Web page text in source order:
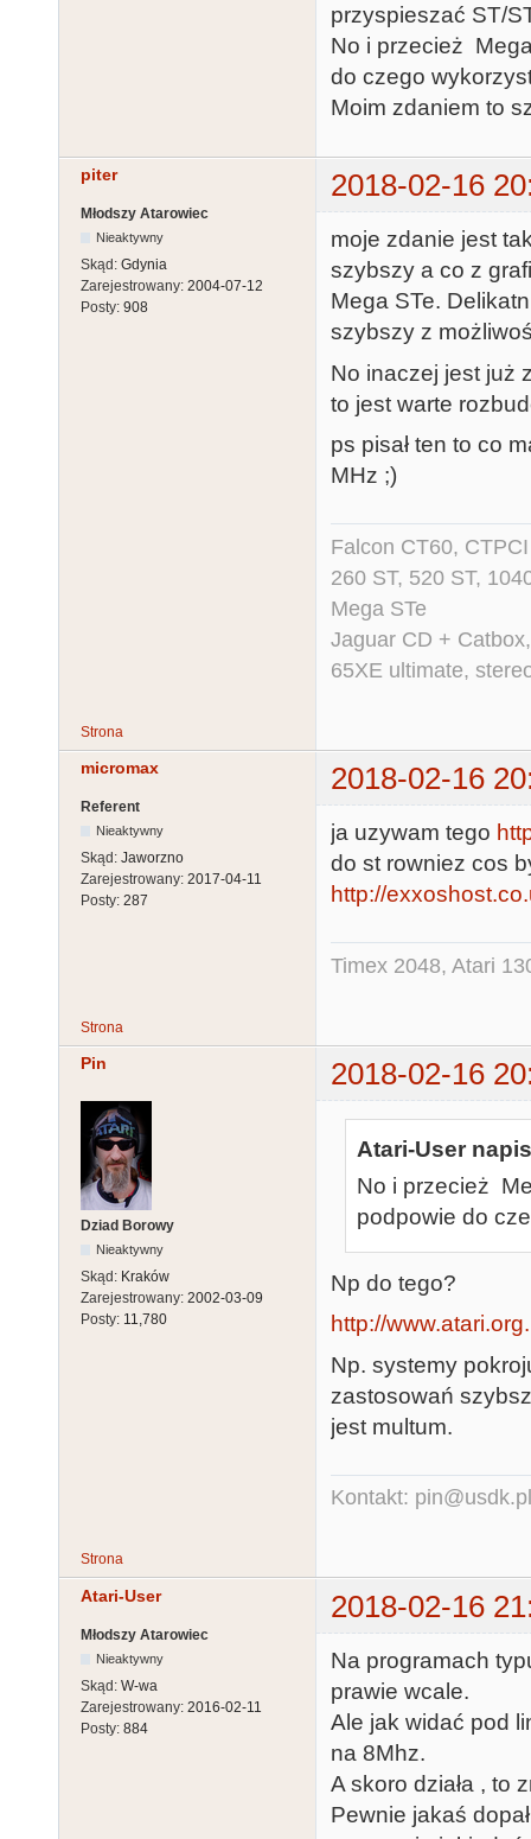
przyspieszać ST/
No i przecież
do czego
Moim zdaniem to
piter 2018-02-16
Młodszy Atarowiec
Nieaktywny
Skąd: Gdynia
Zarejestrowany: 2004-07-12
Posty: 908
moje zdanie jest
szybszy a co z
Mega STe.
szybszy z
No inaczej jest już
to jest warte
ps pisał ten to co
MHz ;)
Falcon CT60,
260 ST, 520 ST,
Mega STe
Jaguar CD +
65XE ultimate,
Strona
micromax 2018-02-16
Referent
Nieaktywny
Skąd: Jaworzno
Zarejestrowany: 2017-04-11
Posty: 287
ja uzywam tego
do st rowniez cos
http://
Timex 2048, Atari
Strona
Pin 2018-02-16
Dziad Borowy
Nieaktywny
Skąd: Kraków
Zarejestrowany: 2002-03-09
Posty: 11,780
Atari-User
No i przecież
podpowie do
Np do tego?
http://
Np. systemy
zastosowań
jest multum.
Kontakt: pin@usdk.pl
Strona
Atari-User 2018-02-16
Młodszy Atarowiec
Nieaktywny
Skąd: W-wa
Zarejestrowany: 2016-02-11
Posty: 884
Na programach
prawie wcale.
Ale jak widać pod
na 8Mhz.
A skoro działa , to
Pewnie jakaś